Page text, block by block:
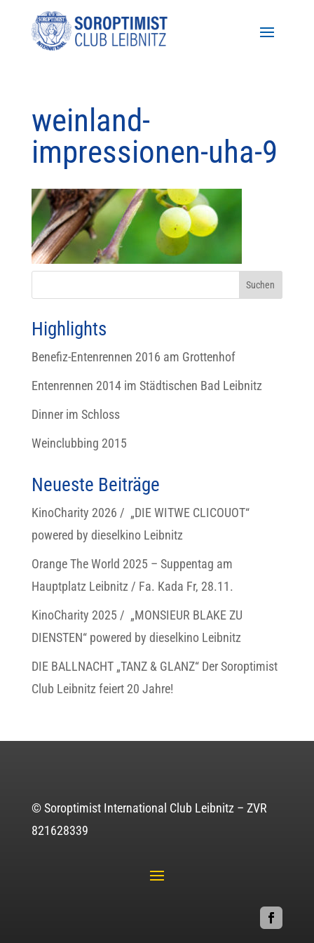
weinland-
impressionen-uha-9
Highlights
Benefiz-Entenrennen 2016 am Grottenhof
Entenrennen 2014 im Städtischen Bad Leibnitz
Dinner im Schloss
Weinclubbing 2015
Neueste Beiträge
KinoCharity 2026 / „DIE WITWE CLICOUOT“
powered by dieselkino Leibnitz
Orange The World 2025 – Suppentag am
Hauptplatz Leibnitz / Fa. Kada Fr, 28.11.
KinoCharity 2025 / „MONSIEUR BLAKE ZU
DIENSTEN“ powered by dieselkino Leibnitz
DIE BALLNACHT „TANZ & GLANZ“ Der Soroptimist
Club Leibnitz feiert 20 Jahre!
© Soroptimist International Club Leibnitz – ZVR
821628339